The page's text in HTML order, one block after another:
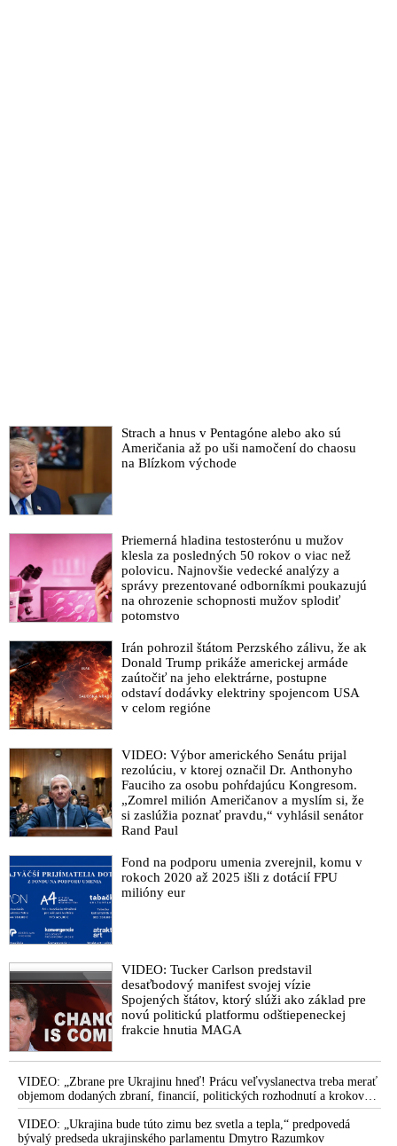
Strach a hnus v Pentagóne alebo ako sú
Američania až po uši namočení do chaosu
na Blízkom východe
Priemerná hladina testosterónu u mužov
klesla za posledných 50 rokov o viac než
polovicu. Najnovšie vedecké analýzy a
správy prezentované odborníkmi poukazujú
na ohrozenie schopnosti mužov splodiť
potomstvo
Irán pohrozil štátom Perzského zálivu, že ak
Donald Trump prikáže americkej armáde
zaútočiť na jeho elektrárne, postupne
odstaví dodávky elektriny spojencom USA
v celom regióne
VIDEO: Výbor amerického Senátu prijal
rezolúciu, v ktorej označil Dr. Anthonyho
Fauciho za osobu pohŕdajúcu Kongresom.
„Zomrel milión Američanov a myslím si, že
si zaslúžia poznať pravdu,“ vyhlásil senátor
Rand Paul
Fond na podporu umenia zverejnil, komu v
rokoch 2020 až 2025 išli z dotácií FPU
milióny eur
VIDEO: Tucker Carlson predstavil
desaťbodový manifest svojej vízie
Spojených štátov, ktorý slúži ako základ pre
novú politickú platformu odštiepeneckej
frakcie hnutia MAGA
VIDEO: „Zbrane pre Ukrajinu hneď! Prácu veľvyslanectva treba merať
objemom dodaných zbraní, financií, politických rozhodnutí a krokov
tlaku na nepriateľa,“ povedal Volodymyr Zelenskyj zhromaždeným
ukrajinským diplomatom v Kyjeve. Donald Trump mu potom odkázal,
že USA Ukrajine nedodajú protiraketové systémy Patriot
VIDEO: „Ukrajina bude túto zimu bez svetla a tepla,“ predpovedá
bývalý predseda ukrajinského parlamentu Dmytro Razumkov